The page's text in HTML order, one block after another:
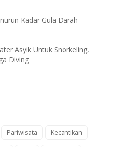
Kadar Gula Darah
Asyik Untuk Snorkeling,
Diving
Pariwisata Kecantikan